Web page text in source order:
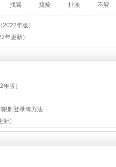
找骂 搞笑 扯淡 不解
年版）
年更新）
版）
限制登录等方法
）